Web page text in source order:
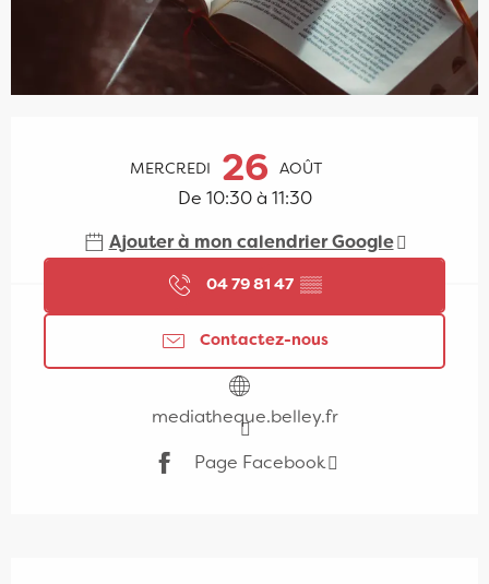
MERCREDI 26 AOÛT
De 10:30 à 11:30
Ajouter à mon calendrier Google
04 79 81 47 ▒▒
Contactez-nous
mediatheque.belley.fr
Page Facebook